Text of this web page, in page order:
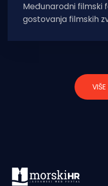
Međunarodni filmski
gostovanja filmskih
ekskluzivnu večeru.